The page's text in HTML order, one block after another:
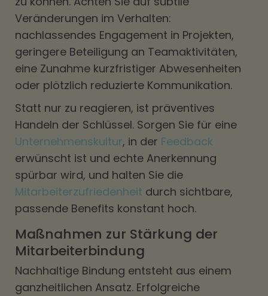
Veränderungen im Verhalten:
nachlassendes Engagement in Projekten,
geringere Beteiligung an Teamaktivitäten,
eine Zunahme kurzfristiger Abwesenheiten
oder plötzlich reduzierte Kommunikation.
Statt nur zu reagieren, ist präventives
Handeln der Schlüssel. Sorgen Sie für eine
Unternehmenskultur, in der Feedback
erwünscht ist und echte Anerkennung
spürbar wird, und halten Sie die
Mitarbeiterzufriedenheit durch sichtbare,
passende Benefits konstant hoch.
Maßnahmen zur Stärkung der
Mitarbeiterbindung
Nachhaltige Bindung entsteht aus einem
ganzheitlichen Ansatz. Erfolgreiche